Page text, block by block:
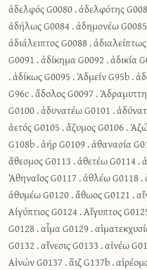
ἀδελφός G0080.ἀδελφότης
ἀδήλως G0084 .ἀδημονέω G0085
ἀδιάλειπτος G0088.
G0091 .ἀδίκημα G0092 .ἀδικία
.ἀδίκως G0095 .Ἀδμείν G95b.
G96c.ἄδολος G0097.
G0100.ἀδυνατέω G0101 .
ἀετός G0105 .ἄζυμος G0106.
G108b.ἀήρ G0109.ἀθανασία
ἄθεσμος G0113 .ἀθετέω G0114 .
Ἀθηναῖος G0117.ἀθλέω G0118.
ἀθυμέω G0120.ἄθωος G0121 .
Αἰγύπτιος G0124 .Αἴγυπτος
G0128.αἷμα G0129.
G0132 .αἴνεσις G0133 .αἰνέω
Αἰνών G0137.ἅιζ G137b.